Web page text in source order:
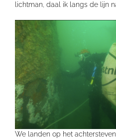
lichtman, daal ik langs de lijn
We landen op het